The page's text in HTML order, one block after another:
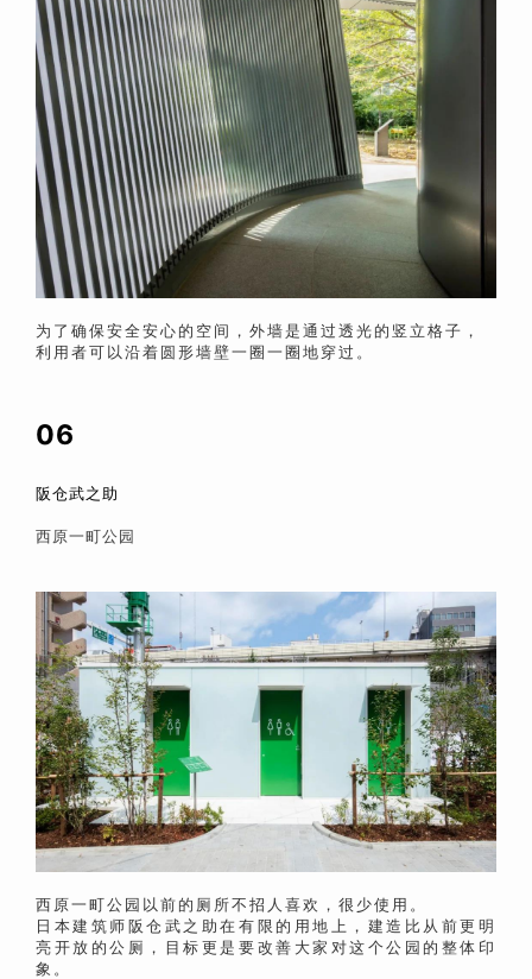
为了确保安全安心的空间，外墙是通过透光的竖立格子，
利用者可以沿着圆形墙壁一圈一圈地穿过。
06
阪仓武之助
西原一町公园
西原一町公园以前的厕所不招人喜欢，很少使用。
日本建筑师阪仓武之助在有限的用地上，建造比从前更明
亮开放的公厕，目标更是要改善大家对这个公园的整体印
象。